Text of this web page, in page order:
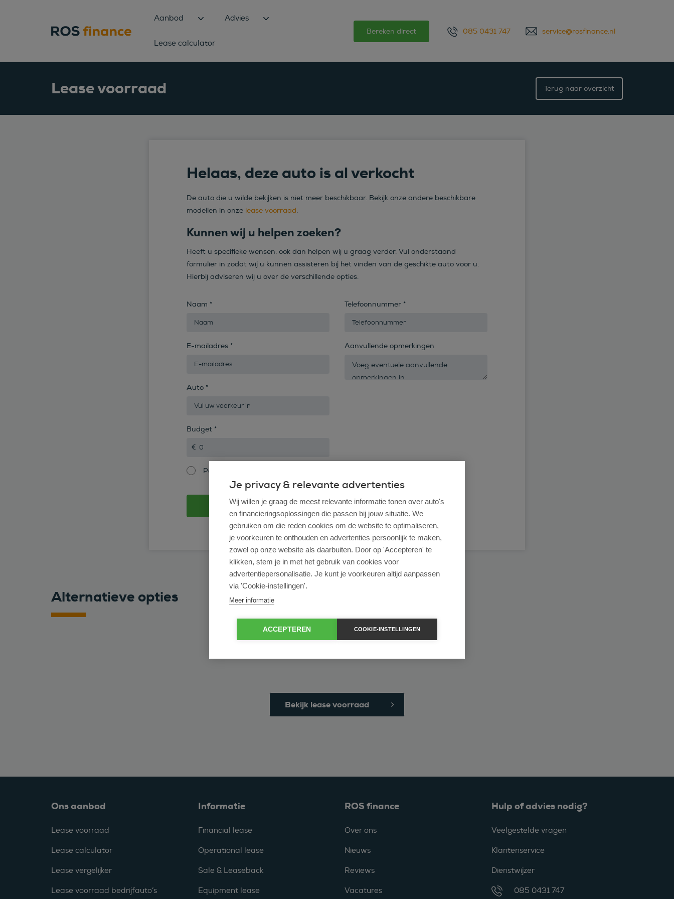
Aanbod Advies
Lease calculator
Bereken direct 085 0431 747 service@rosfinance.nl
Lease voorraad Terug naar overzicht
Helaas, deze auto is al verkocht
De auto die u wilde bekijken is niet meer beschikbaar. Bekijk onze andere beschikbare
modellen in onze lease voorraad.
Kunnen wij u helpen zoeken?
Heeft u specifieke wensen, ook dan helpen wij u graag verder. Vul onderstaand
formulier in zodat wij u kunnen assisteren bij het vinden van de geschikte auto voor u.
Hierbij adviseren wij u over de verschillende opties.
Naam *
E-mailadres *
Auto *
Budget *
Particulier
Telefoonnummer *
Aanvullende opmerkingen
of bekijk ons volledigelease voorraad
Alternatieve opties
Bekijk lease voorraad
Ons aanbod
Lease voorraad
Lease calculator
Lease vergelijker
Lease voorraad bedrijfauto’s
Informatie
Financial lease
Operational lease
Sale & Leaseback
Equipment lease
ROS finance
Over ons
Nieuws
Reviews
Vacatures
Hulp of advies nodig?
Veelgestelde vragen
Klantenservice
Dienstwijzer
085 0431 747
Je privacy & relevante advertenties
Wij willen je graag de meest relevante informatie tonen over auto's
en financieringsoplossingen die passen bij jouw situatie. We
gebruiken om die reden cookies om de website te optimaliseren,
je voorkeuren te onthouden en advertenties persoonlijk te maken,
zowel op onze website als daarbuiten. Door op 'Accepteren' te
klikken, stem je in met het gebruik van cookies voor
advertentiepersonalisatie. Je kunt je voorkeuren altijd aanpassen
via 'Cookie-instellingen'.
Meer informatie
ACCEPTEREN COOKIE-INSTELLINGEN